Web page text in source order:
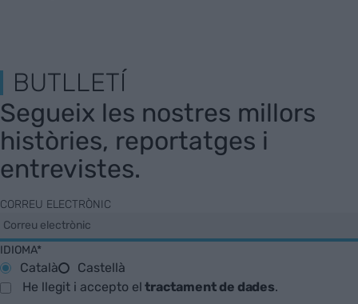
BUTLLETÍ
Segueix les nostres millors
històries, reportatges i
entrevistes.
CORREU ELECTRÒNIC
IDIOMA*
Català
Castellà
He llegit i accepto eltractament de dades.